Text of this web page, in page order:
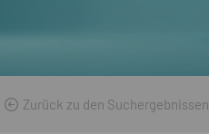
Zurück zu den Suchergebnissen